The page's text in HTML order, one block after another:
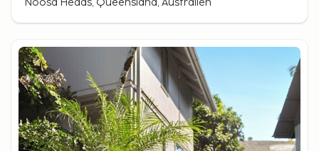
Noosa Heads, Queensland, Australien